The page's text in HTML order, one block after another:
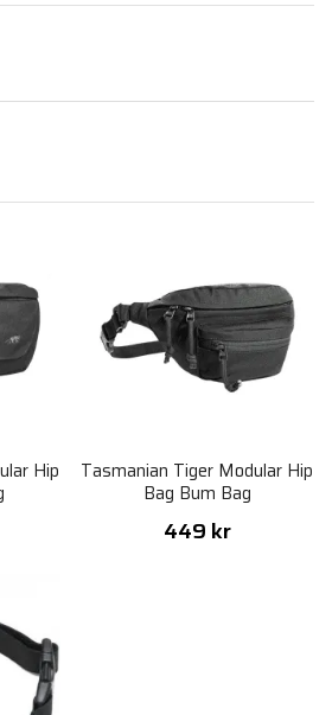
Hip Tasmanian Tiger Modular Hip
Bag Bum Bag
449 kr